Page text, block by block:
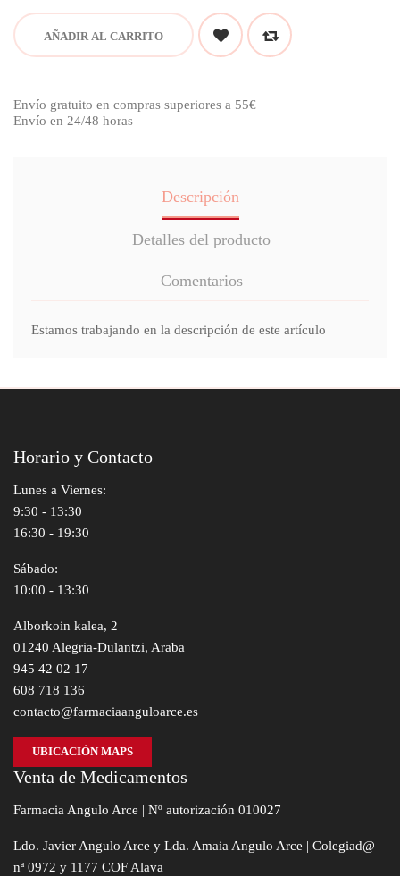
AÑADIR AL CARRITO
Envío gratuito en compras superiores a 55€
Envío en 24/48 horas
Descripción
Detalles del producto
Comentarios
Estamos trabajando en la descripción de este artículo
Horario y Contacto
Lunes a Viernes:
9:30 - 13:30
16:30 - 19:30
Sábado:
10:00 - 13:30
Alborkoin kalea, 2
01240 Alegria-Dulantzi, Araba
945 42 02 17
608 718 136
contacto@farmaciaanguloarce.es
UBICACIÓN MAPS
Venta de Medicamentos
Farmacia Angulo Arce | Nº autorización 010027
Ldo. Javier Angulo Arce y Lda. Amaia Angulo Arce | Colegiad@
nª 0972 y 1177 COF Alava